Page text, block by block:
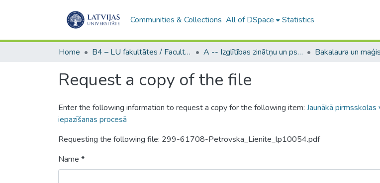
Communities & Collections All of DSpace Statistics
Home B4 – LU fakultātes / Faculties of the UL A -- Izglītības zinātņu un psiholoģijas fakultāte / Faculty of Education Sciences and Psychology
Request a copy of the file
Enter the following information to request a copy for the following item: Jaunākā
iepazīšanas procesā
Requesting the following file: 299-61708-Petrovska_Lienite_lp10054.pdf
Name *